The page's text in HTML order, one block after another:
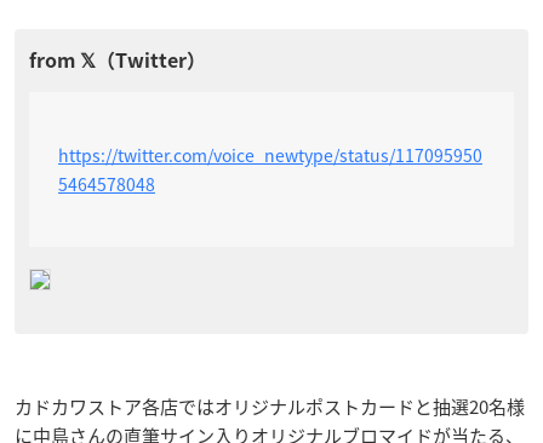
https://twitter.com/voice_newtype/status/117095950
5464578048
カドカワストア各店ではオリジナルポストカードと抽選20名様
に中島さんの直筆サイン入りオリジナルブロマイドが当たる、